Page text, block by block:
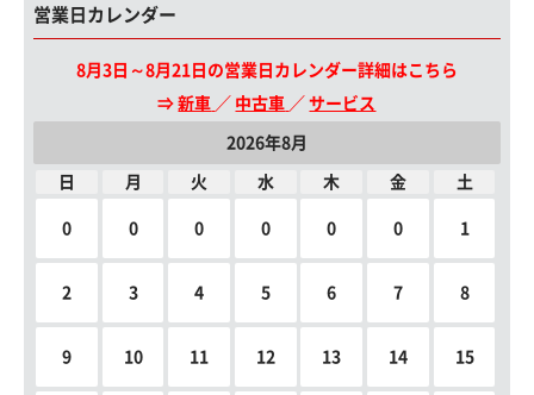
営業日カレンダー
8月3日～8月21日の営業日カレンダー詳細はこちら
⇒新車 ／ 中古車 ／サービス
2026年8月
日 月 火 水 木 金 土
0 0 0 0 0 0 1
2 3 4 5 6 7 8
9 10 11 12 13 14 15